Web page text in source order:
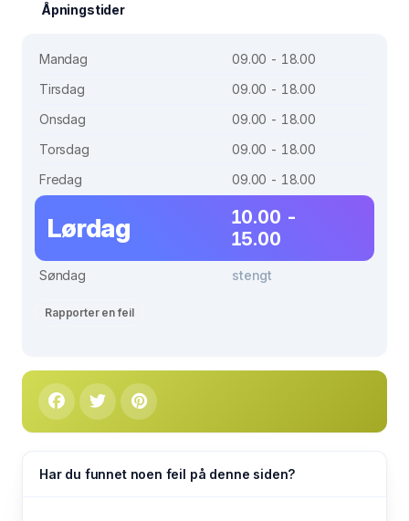
Åpningstider
Mandag
09.00 - 18.00
Tirsdag
09.00 - 18.00
Onsdag
09.00 - 18.00
Torsdag
09.00 - 18.00
Fredag
09.00 - 18.00
Lørdag
10.00 -
15.00
Søndag stengt
Rapporter en feil
Har du funnet noen feil på denne siden?